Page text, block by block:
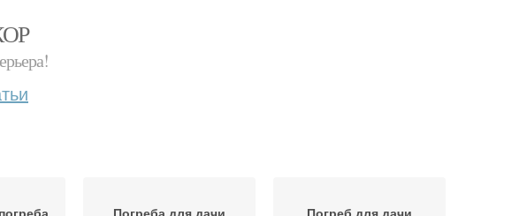
Погреба для дачи Погреб для дачи